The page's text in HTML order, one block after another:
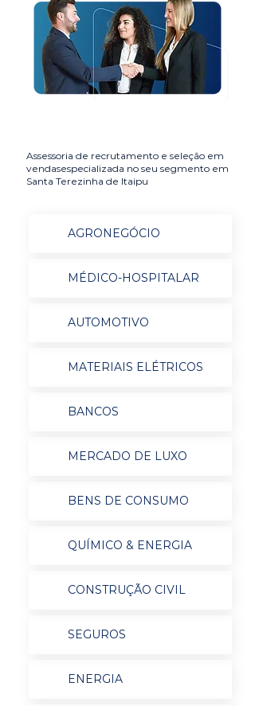
Assessoria de recrutamento e seleção em
vendasespecializada no seu segmento em
Santa Terezinha de Itaipu
AGRONEGÓCIO
MÉDICO-HOSPITALAR
AUTOMOTIVO
MATERIAIS ELÉTRICOS
BANCOS
MERCADO DE LUXO
BENS DE CONSUMO
QUÍMICO & ENERGIA
CONSTRUÇÃO CIVIL
SEGUROS
ENERGIA